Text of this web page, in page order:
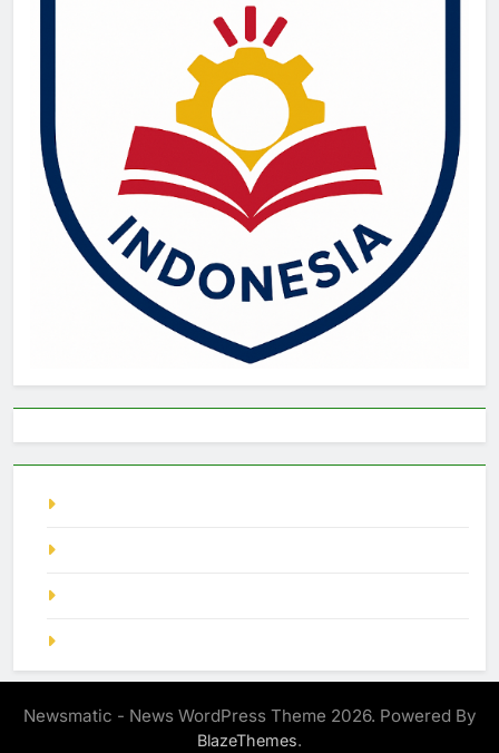
Newsmatic - News WordPress Theme 2026. Powered By
BlazeThemes.